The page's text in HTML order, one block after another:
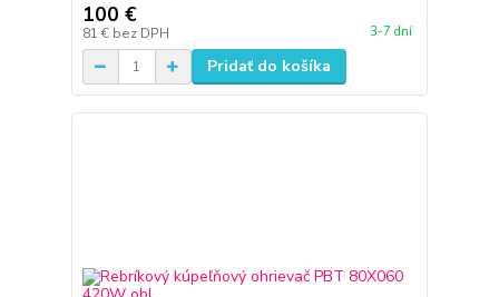
100 €
81 € bez DPH 3-7 dní
Pridať do košíka